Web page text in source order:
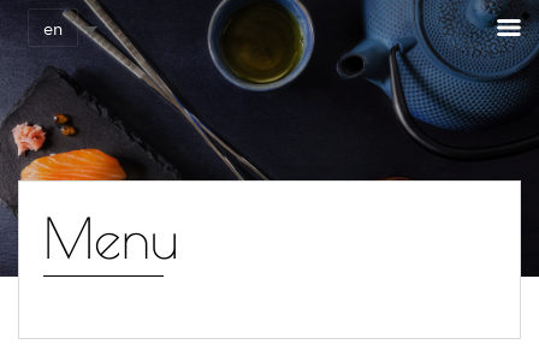
en
Menu
Cookies management panel